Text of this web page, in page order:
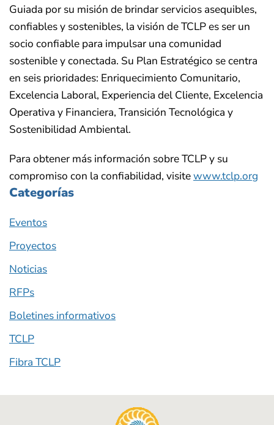
Guiada por su misión de brindar servicios asequibles,
confiables y sostenibles, la visión de TCLP es ser un
socio confiable para impulsar una comunidad
sostenible y conectada. Su Plan Estratégico se centra
en seis prioridades: Enriquecimiento Comunitario,
Excelencia Laboral, Experiencia del Cliente, Excelencia
Operativa y Financiera, Transición Tecnológica y
Sostenibilidad Ambiental.
Para obtener más información sobre TCLP y su
compromiso con la confiabilidad, visitewww.tclp.org
Categorías
Eventos
Proyectos
Noticias
RFPs
Boletines informativos
TCLP
Fibra TCLP